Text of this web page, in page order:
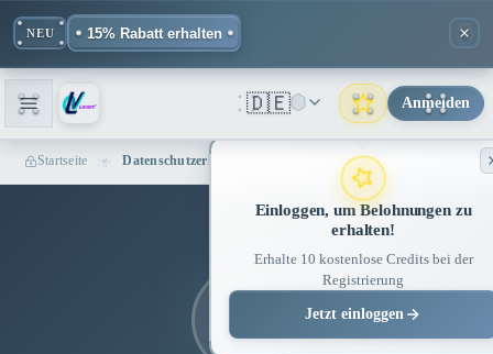
NEU 15% Rabatt erhalten
🇩🇪 Anmelden
Einloggen, um Belohnungen zu
erhalten!
Erhalte 10 kostenlose Credits bei der
Registrierung
Jetzt einloggen
Startseite